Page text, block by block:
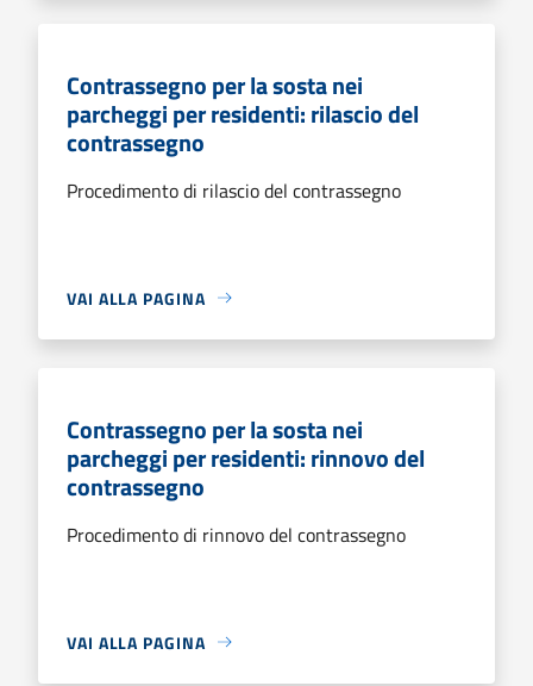
Contrassegno per la sosta nei
parcheggi per residenti: rilascio del
contrassegno
Procedimento di rilascio del contrassegno
VAI ALLA PAGINA
Contrassegno per la sosta nei
parcheggi per residenti: rinnovo del
contrassegno
Procedimento di rinnovo del contrassegno
VAI ALLA PAGINA